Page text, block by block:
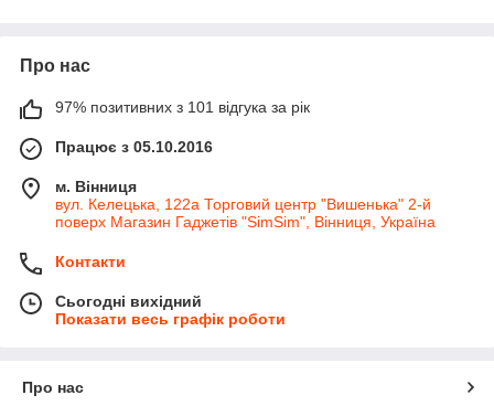
Про нас
97% позитивних з 101 відгука за рік
Працює з 05.10.2016
м. Вінниця
вул. Келецька, 122а Торговий центр "Вишенька" 2-й
поверх Магазин Гаджетів "SimSim", Вінниця, Україна
Контакти
Сьогодні вихідний
Показати весь графік роботи
Про нас